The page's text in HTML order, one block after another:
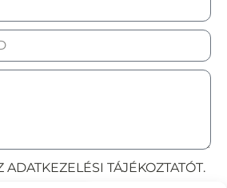
TÁJÉKOZTATÓT.